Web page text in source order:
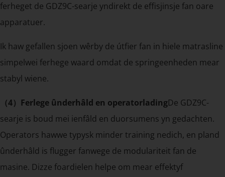
ferheget de GDZ9C-searje yndirekt de effisjinsje fan oare
apparatuer.
Ik haw gefallen sjoen wêrby de útfier fan in hiele matrasline
simpelwei ferhege waard omdat de springeenheden mear
stabyl wiene.
（4）Ferlege ûnderhâld en operatorladingDe GDZ9C-
searje is boud mei ienfâld en duorsumens yn gedachten.
Operators hawwe typysk minder training nedich, en pland
ûnderhâld is flugger fanwege de modulariteit fan de
masine. Dizze foardielen helpe om mear effektyf